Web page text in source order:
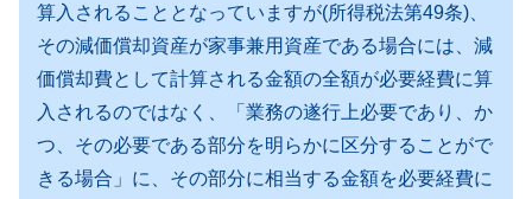
算入されることとなっていますが(所得税法第49条)、
その減価償却資産が家事兼用資産である場合には、減
価償却費として計算される金額の全額が必要経費に算
入されるのではなく、「業務の遂行上必要であり、か
つ、その必要である部分を明らかに区分することがで
きる場合」に、その部分に相当する金額を必要経費に